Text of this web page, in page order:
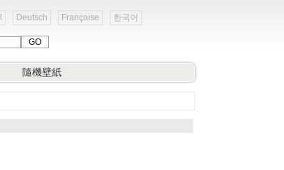
Deutsch Française 한국어
隨機壁紙